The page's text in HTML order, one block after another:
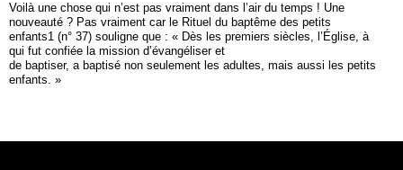
Voilà une chose qui n’est pas vraiment dans l’air du temps ! Une
nouveauté ? Pas vraiment car le Rituel du baptême des petits
enfants1 (n° 37) souligne que : « Dès les premiers siècles, l’Église, à
qui fut confiée la mission d’évangéliser et
de baptiser, a baptisé non seulement les adultes, mais aussi les petits
enfants. »